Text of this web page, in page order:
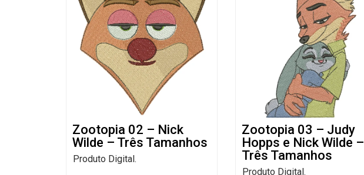
Zootopia 02 – Nick
Wilde – Três Tamanhos
Produto Digital.
Zootopia 03 – Judy
Hopps e Nick Wilde –
Três Tamanhos
Produto Digital.